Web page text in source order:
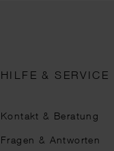
HILFE & SERVICE
Kontakt & Beratung
Fragen & Antworten